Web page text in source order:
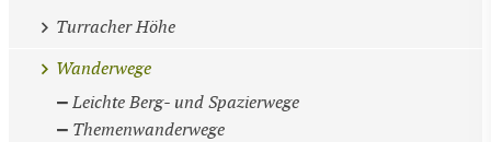
Turracher Höhe
Wanderwege
Leichte Berg- und Spazierwege
Themenwanderwege